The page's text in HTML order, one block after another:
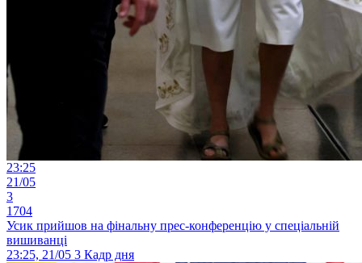
23:25
21/05
3
1704
Усик прийшов на фінальну прес-конференцію у спеціальній
вишиванці
23:25, 21/05 3 Кадр дня